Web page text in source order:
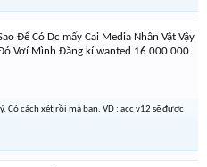
Để Có Dc mấy Cai Media Nhân Vật Vậy
Vơí Mình Đăng kí wanted 16 000 000
Có cách xét rồi mà bạn. VD : acc v12 sẽ được